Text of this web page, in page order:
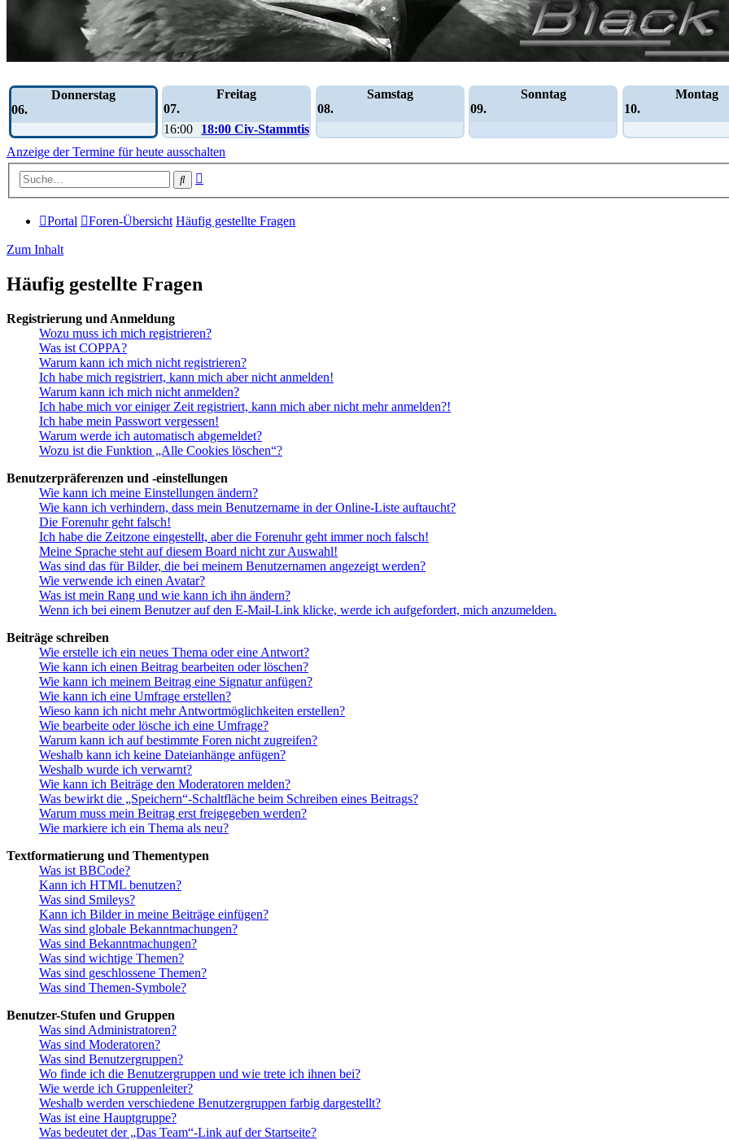
Donnerstag
06.
Freitag
07.
16:00
18:00 Civ-Stammtisch
Samstag
08.
Sonntag
09.
Montag
10.
Anzeige der Termine für heute ausschalten
Suche
Portal Foren-Übersicht Häufig gestellte Fragen
Zum Inhalt
Häufig gestellte Fragen
Registrierung und Anmeldung
Wozu muss ich mich registrieren?
Was ist COPPA?
Warum kann ich mich nicht registrieren?
Ich habe mich registriert, kann mich aber nicht anmelden!
Warum kann ich mich nicht anmelden?
Ich habe mich vor einiger Zeit registriert, kann mich aber nicht mehr anmelden?!
Ich habe mein Passwort vergessen!
Warum werde ich automatisch abgemeldet?
Wozu ist die Funktion „Alle Cookies löschen“?
Benutzerpräferenzen und -einstellungen
Wie kann ich meine Einstellungen ändern?
Wie kann ich verhindern, dass mein Benutzername in der Online-Liste auftaucht?
Die Forenuhr geht falsch!
Ich habe die Zeitzone eingestellt, aber die Forenuhr geht immer noch falsch!
Meine Sprache steht auf diesem Board nicht zur Auswahl!
Was sind das für Bilder, die bei meinem Benutzernamen angezeigt werden?
Wie verwende ich einen Avatar?
Was ist mein Rang und wie kann ich ihn ändern?
Wenn ich bei einem Benutzer auf den E-Mail-Link klicke, werde ich aufgefordert, mich anzumelden.
Beiträge schreiben
Wie erstelle ich ein neues Thema oder eine Antwort?
Wie kann ich einen Beitrag bearbeiten oder löschen?
Wie kann ich meinem Beitrag eine Signatur anfügen?
Wie kann ich eine Umfrage erstellen?
Wieso kann ich nicht mehr Antwortmöglichkeiten erstellen?
Wie bearbeite oder lösche ich eine Umfrage?
Warum kann ich auf bestimmte Foren nicht zugreifen?
Weshalb kann ich keine Dateianhänge anfügen?
Weshalb wurde ich verwarnt?
Wie kann ich Beiträge den Moderatoren melden?
Was bewirkt die „Speichern“-Schaltfläche beim Schreiben eines Beitrags?
Warum muss mein Beitrag erst freigegeben werden?
Wie markiere ich ein Thema als neu?
Textformatierung und Thementypen
Was ist BBCode?
Kann ich HTML benutzen?
Was sind Smileys?
Kann ich Bilder in meine Beiträge einfügen?
Was sind globale Bekanntmachungen?
Was sind Bekanntmachungen?
Was sind wichtige Themen?
Was sind geschlossene Themen?
Was sind Themen-Symbole?
Benutzer-Stufen und Gruppen
Was sind Administratoren?
Was sind Moderatoren?
Was sind Benutzergruppen?
Wo finde ich die Benutzergruppen und wie trete ich ihnen bei?
Wie werde ich Gruppenleiter?
Weshalb werden verschiedene Benutzergruppen farbig dargestellt?
Was ist eine Hauptgruppe?
Was bedeutet der „Das Team“-Link auf der Startseite?